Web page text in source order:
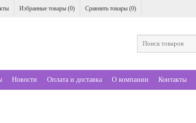
Избранные товары (0) Сравнить товары (0)
Новости Оплата и доставка О компании Контакты